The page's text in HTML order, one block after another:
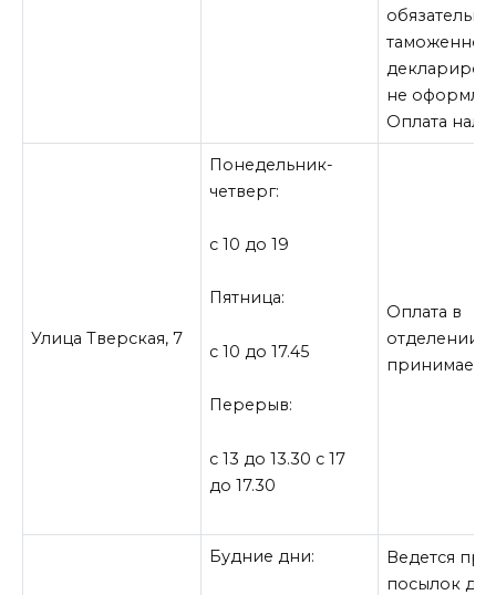
не
Оплата
Улица Тверская, 7
Понедельник-
четверг:
с 10 до 19
Пятница:
с 10 до 17.45
Перерыв:
с 13 до 13.30 с 17
до 17.30
Оплата в
отделении
Будние дни:
Ведется
посылок до